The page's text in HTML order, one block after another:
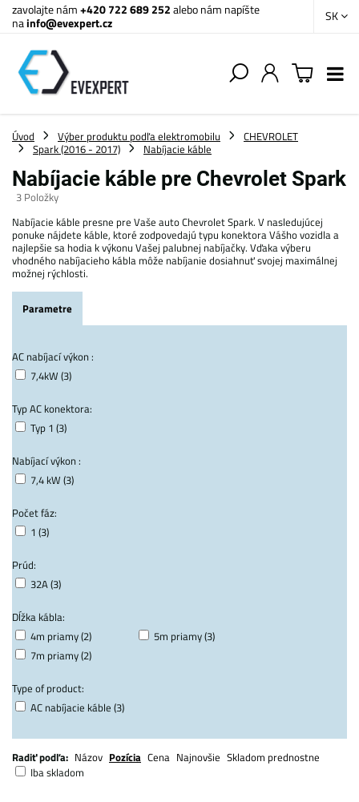
zavolajte nám+420 722 689 252alebo nám napíšte
nainfo@evexpert.cz SK
Úvod Výber produktu podľa elektromobilu
CHEVROLET
Spark (2016 - 2017)
Nabíjacie káble
Nabíjacie káble pre Chevrolet Spark
3 Položky
Nabíjacie káble presne pre Vaše auto Chevrolet Spark. V nasledujúcej
ponuke nájdete káble, ktoré zodpovedajú typu konektora Vášho vozidla a
najlepšie sa hodia k výkonu Vašej palubnej nabíjačky. Vďaka výberu
vhodného nabíjacieho kábla môže nabíjanie dosiahnuť svojej maximálnej
možnej rýchlosti.
Parametre
AC nabíjací výkon :
7,4kW (3)
Typ AC konektora:
Typ 1 (3)
Nabíjací výkon :
7,4 kW (3)
Počet fáz:
1 (3)
Prúd:
32A (3)
Dĺžka kábla:
4m priamy (2)
5m priamy (3)
7m priamy (2)
Type of product:
AC nabíjacie káble (3)
Radiť podľa: Názov Pozícia Cena Najnovšie Skladom prednostne
Iba skladom